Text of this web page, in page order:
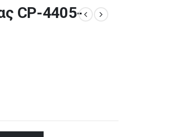
CP-4405-